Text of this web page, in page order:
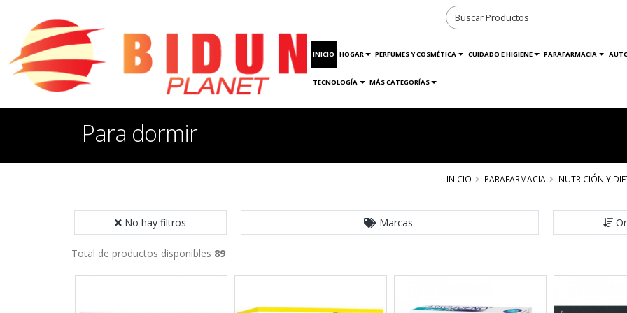
INICIO HOGAR PERFUMES Y COSMÉTICA CUIDADO E HIGIENE PARAFARMACIA
TECNOLOGÍA MÁS CATEGORÍAS
Para dormir
INICIO PARAFARMACIA NUTRICIÓN Y
No hay filtros Marcas
Total de productos disponibles 89